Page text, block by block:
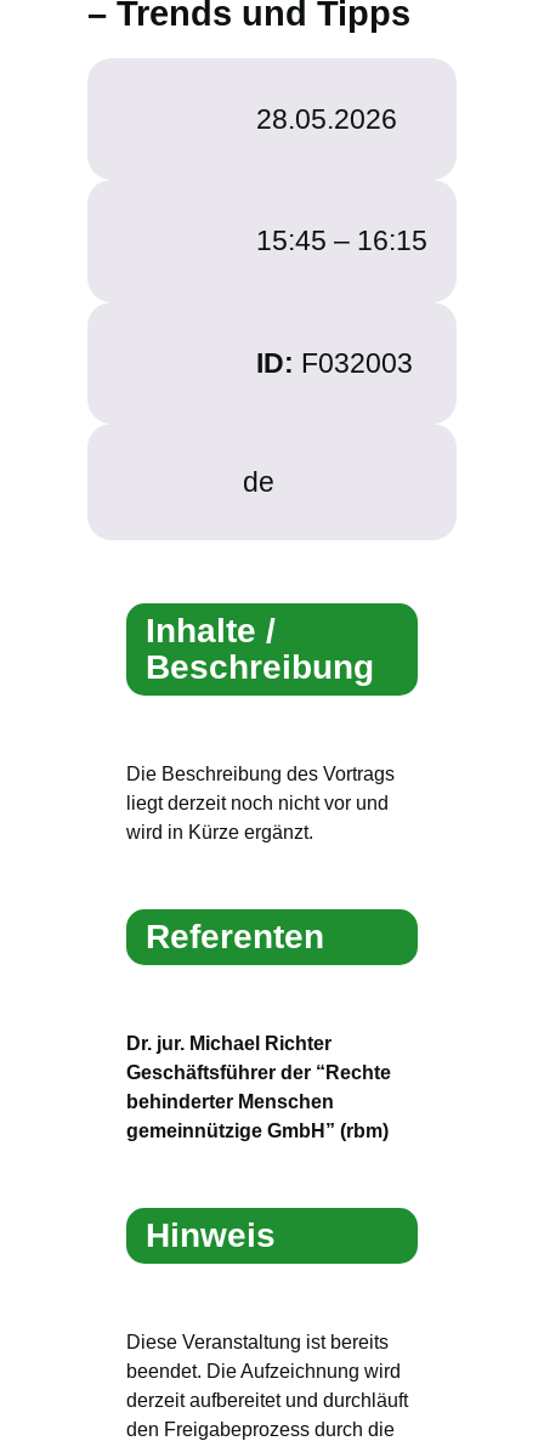
– Trends und Tipps
28.05.2026
15:45 – 16:15
ID: F032003
de
Inhalte /
Beschreibung
Die Beschreibung des Vortrags
liegt derzeit noch nicht vor und
wird in Kürze ergänzt.
Referenten
Dr. jur. Michael Richter
Geschäftsführer der “Rechte
behinderter Menschen
gemeinnützige GmbH” (rbm)
Hinweis
Diese Veranstaltung ist bereits
beendet. Die Aufzeichnung wird
derzeit aufbereitet und durchläuft
den Freigabeprozess durch die